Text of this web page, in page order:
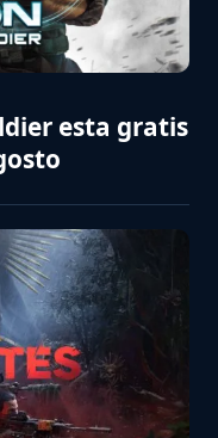
esta gratis